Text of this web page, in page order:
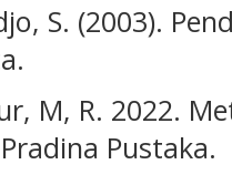
S. (2003).
M, R. 2022.
Pustaka.